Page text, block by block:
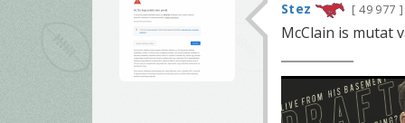
Stez 49 977
McClain is mutat